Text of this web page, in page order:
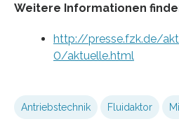
Weitere Informationen
http://presse.fzk.de/
0/aktuelle.html
Antriebstechnik Fluidaktor